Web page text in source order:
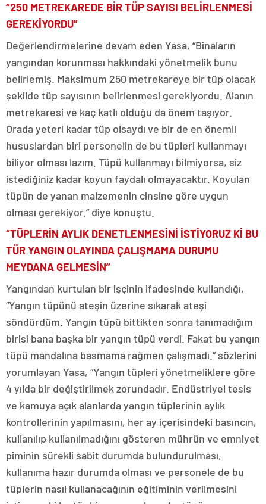
“250 METREKAREDE BİR TÜP SAYISI BELİRLENMESİ
GEREKİYORDU”
Değerlendirmelerine devam eden Yasa, “Binaların
yangından korunması hakkındaki yönetmelik bunu
belirlemiş. Maksimum 250 metrekareye bir tüp olacak
şekilde tüp sayısının belirlenmesi gerekiyordu. Alanın
metrekaresi ve kaç katlı olduğu da önem taşıyor.
Orada yeteri kadar tüp olsaydı ve bir de en önemli
hususlardan biri personelin de bu tüpleri kullanmayı
biliyor olması lazım. Tüpü kullanmayı bilmiyorsa, siz
istediğiniz kadar koyun faydalı olmayacaktır. Koyulan
tüpün de yanan malzemenin cinsine göre uygun
olması gerekiyor.” diye konuştu.
“TÜPLERİN AYLIK DENETLENMESİNİ İSTİYORUZ Kİ BU
TÜR YANGIN OLAYINDA ÇALIŞMAMA DURUMU
MEYDANA GELMESİN”
Yangından kurtulan bir işçinin ifadesinde kullandığı,
“Yangın tüpünü ateşin üzerine sıkarak ateşi
söndürdüm. Yangın tüpü bittikten sonra tanımadığım
birisi bana başka bir yangın tüpü verdi. Fakat bu yangın
tüpü mandalına basmama rağmen çalışmadı.” sözlerini
yorumlayan Yasa, “Yangın tüpleri yönetmeliklere göre
4 yılda bir değiştirilmek zorundadır. Endüstriyel tesis
ve kamuya açık alanlarda yangın tüplerinin aylık
kontrollerinin yapılmasını, her ay içerisindeki basıncın,
kullanılıp kullanılmadığını gösteren mührün ve emniyet
piminin sürekli sabit durumda bulundurulması,
kullanıma hazır durumda olması ve personele de bu
tüplerin nasıl kullanacağının eğitiminin verilmesini